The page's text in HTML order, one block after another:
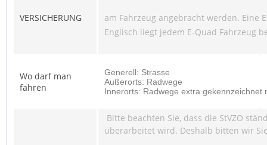
VERSICHERUNG
am Fahrzeug angebracht werden. Eine
Englisch liegt jedem E-Quad Fahrzeug
Wo darf man
fahren
Generell: Strasse
Außerorts: Radwege
Innerorts: Radwege extra gekennzeichnet
Bitte beachten Sie, dass die StVZO
überarbeitet wird. Deshalb bitten wir